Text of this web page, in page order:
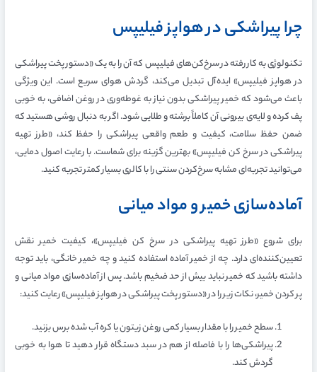
چرا پیراشکی در هواپز فیلیپس
تکنولوژی به کار رفته در سرخ‌کن‌های فیلیپس که آن را به یک «دستور پخت پیراشکی
در هواپز فیلیپس» ایده‌آل تبدیل می‌کند، گردش هوای سریع است. این ویژگی
باعث می‌شود که خمیر پیراشکی بدون نیاز به غوطه‌وری در روغن اضافی، به خوبی
پف کرده و لایه‌ی بیرونی آن کاملاً برشته و طلایی شود. اگر به دنبال روشی هستید که
ضمن حفظ سلامت، کیفیت و طعم واقعی پیراشکی را حفظ کند، «طرز تهیه
پیراشکی در سرخ کن فیلیپس» بهترین گزینه برای شماست. با رعایت اصول دمایی،
می‌توانید تجربه‌ای مشابه سرخ‌کردن سنتی را با کالری بسیار کمتر تجربه کنید.
آماده‌سازی خمیر و مواد میانی
برای شروع «طرز تهیه پیراشکی در سرخ کن فیلیپس»، کیفیت خمیر نقش
تعیین‌کننده‌ای دارد. چه از خمیر آماده استفاده کنید و چه خمیر خانگی، باید توجه
داشته باشید که خمیر نباید بیش از حد ضخیم باشد. پس از آماده‌سازی مواد میانی و
پر کردن خمیر، نکات زیر را در «دستور پخت پیراشکی در هواپز فیلیپس» رعایت کنید:
سطح خمیر را با مقدار بسیار کمی روغن زیتون یا کره آب شده برس بزنید.
پیراشکی‌ها را با فاصله از هم در سبد دستگاه قرار دهید تا هوا به خوبی
گردش کند.